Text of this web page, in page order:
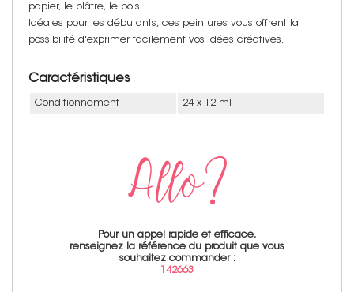
papier, le plâtre, le bois...
Idéales pour les débutants, ces peintures vous offrent la
possibilité d'exprimer facilement vos idées créatives.
Caractéristiques
Conditionnement 24 x 12 ml
Pour un appel rapide et efficace,
renseignez la référence du produit que vous
souhaitez commander :
142663